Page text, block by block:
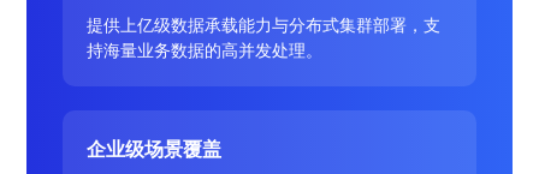
提供上亿级数据承载能力与分布式集群部署，支
持海量业务数据的高并发处理。
企业级场景覆盖